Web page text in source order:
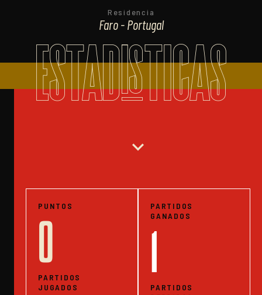
Residencia
Faro - Portugal
ESTADISTICAS
expand_more
PUNTOS
0
PARTIDOS
JUGADOS
PARTIDOS
GANADOS
1
PARTIDOS